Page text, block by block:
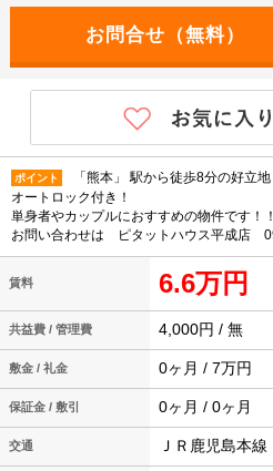
ポイント
「熊本」 駅から徒歩8分の好立
オートロック付き！
単身者やカップルにおすすめの物件です！！
お問い合わせは ピタットハウス平成店
賃料 6.6万円
共益費 / 管理費 4,000円 / 無
敷金 / 礼金 0ヶ月 / 7万円
保証金 / 敷引 0ヶ月 / 0ヶ月
交通 ＪＲ鹿児島本